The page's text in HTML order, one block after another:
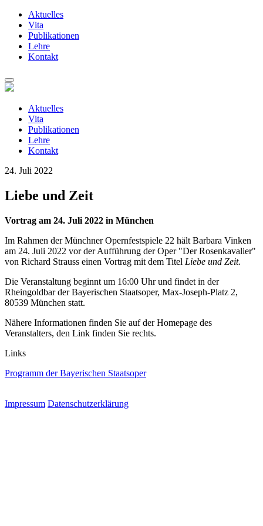
Aktuelles
Vita
Publikationen
Lehre
Kontakt
Zum
springenAktuelles
Vita
Publikationen
Lehre
Kontakt
24. Juli 2022
Liebe und Zeit
Vortrag am 24. Juli 2022 in München
Im Rahmen der Münchner Opernfestspiele 22 hält Barbara Vinken
am 24. Juli 2022 vor der Aufführung der Oper "Der Rosenkavalier"
von Richard Strauss einen Vortrag mit dem Titel Liebe und Zeit.
Die Veranstaltung beginnt um 16:00 Uhr und findet in der
Rheingoldbar der Bayerischen Staatsoper, Max-Joseph-Platz 2,
80539 München statt.
Nähere Informationen finden Sie auf der Homepage des
Veranstalters, den Link finden Sie rechts.
Links
Programm der Bayerischen Staatsoper
Impressum Datenschutzerklärung